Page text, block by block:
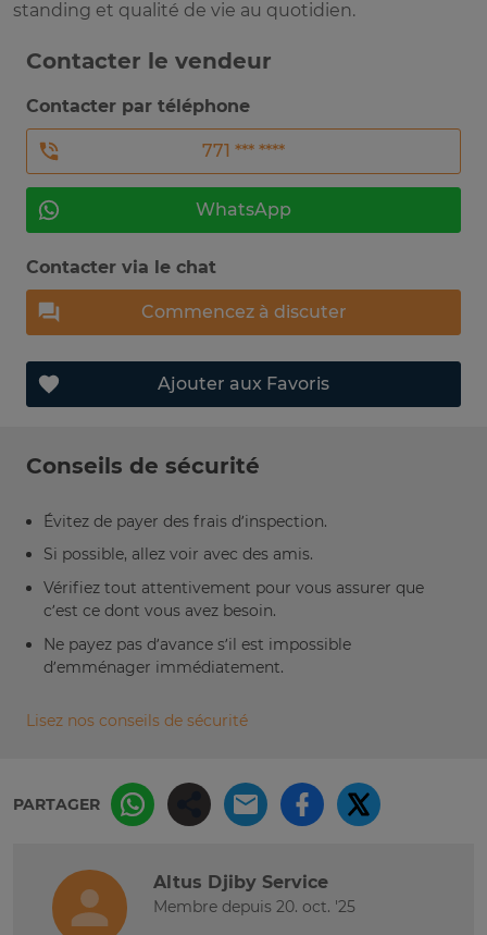
standing et qualité de vie au quotidien.
Contacter le vendeur
Contacter par téléphone
771 *** ****
WhatsApp
Contacter via le chat
Commencez à discuter
Ajouter aux Favoris
Conseils de sécurité
Évitez de payer des frais d’inspection.
Si possible, allez voir avec des amis.
Vérifiez tout attentivement pour vous assurer que
c’est ce dont vous avez besoin.
Ne payez pas d’avance s’il est impossible
d’emménager immédiatement.
Lisez nos conseils de sécurité
PARTAGER
Altus Djiby Service
Membre depuis 20. oct. '25